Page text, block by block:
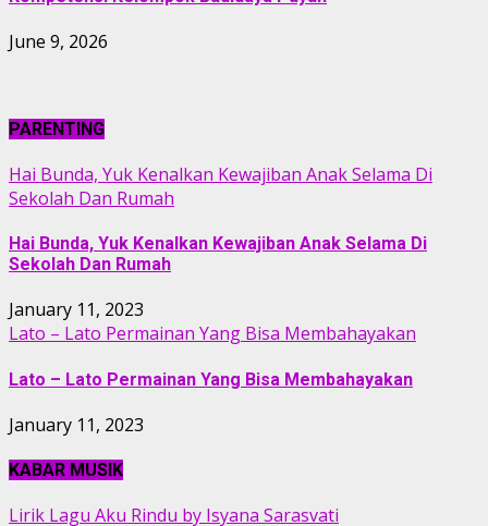
June 9, 2026
PARENTING
Hai Bunda, Yuk Kenalkan Kewajiban Anak Selama Di
Sekolah Dan Rumah
Hai Bunda, Yuk Kenalkan Kewajiban Anak Selama Di
Sekolah Dan Rumah
January 11, 2023
Lato – Lato Permainan Yang Bisa Membahayakan
Lato – Lato Permainan Yang Bisa Membahayakan
January 11, 2023
KABAR MUSIK
Lirik Lagu Aku Rindu by Isyana Sarasvati